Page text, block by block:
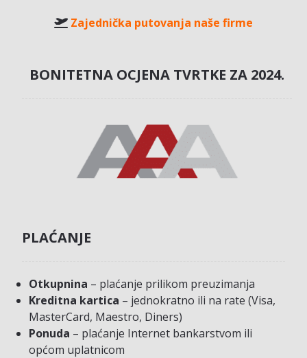
Zajednička putovanja naše firme
BONITETNA OCJENA TVRTKE ZA 2024.
PLAĆANJE
Otkupnina – plaćanje prilikom preuzimanja
Kreditna kartica – jednokratno ili na rate (Visa,
MasterCard, Maestro, Diners)
Ponuda – plaćanje Internet bankarstvom ili
općom uplatnicom